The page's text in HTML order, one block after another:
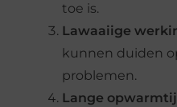
toe is.
Lawaaiige
kunnen duiden
problemen.
Lange